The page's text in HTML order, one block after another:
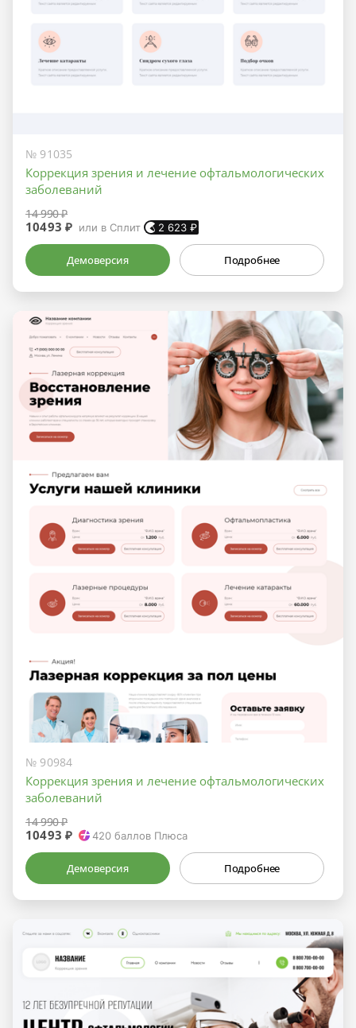
№ 91035
Коррекция зрения и лечение офтальмологических
заболеваний
14 990 ₽
10493 ₽ или в Сплит 2 623 ₽
Демоверсия Подробнее
№ 90984
Коррекция зрения и лечение офтальмологических
заболеваний
14 990 ₽
10493 ₽ 420 баллов Плюса
Демоверсия Подробнее